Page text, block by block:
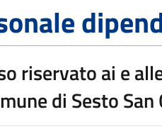
riservato ai e
di Sesto San